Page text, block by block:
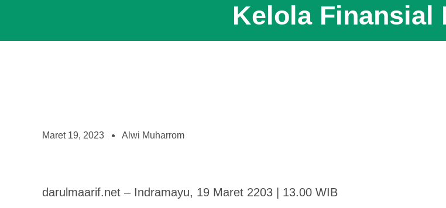
Kelola Finansial
Maret 19, 2023 Alwi Muharrom
darulmaarif.net – Indramayu, 19 Maret 2203 | 13.00 WIB